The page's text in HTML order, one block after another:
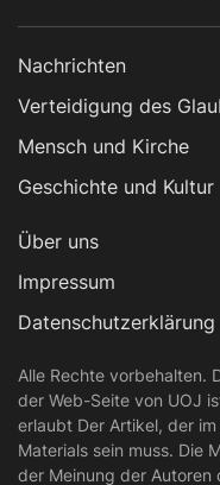
Nachrichten
Verteidigung des
Mensch und Kirche
Geschichte und Kultur
Über uns
Impressum
Datenschutzerklärung
Alle Rechte vorbehalten.
der Web-Seite von UOJ
erlaubt Der Artikel, der
Materials sein muss. Die
der Meinung der Autoren